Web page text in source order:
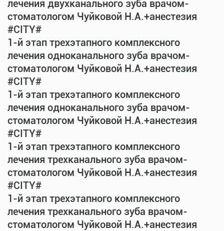
лечения двухканального зуба врачом-
стоматологом Чуйковой Н.А.+анестезия
#CITY#
1-й этап трехэтапного комплексного
лечения одноканального зуба врачом-
стоматологом Чуйковой Н.А.+анестезия
#CITY#
1-й этап трехэтапного комплексного
лечения одноканального зуба врачом-
стоматологом Чуйковой Н.А.+анестезия
#CITY#
1-й этап трехэтапного комплексного
лечения трехканального зуба врачом-
стоматологом Чуйковой Н.А.+анестезия
#CITY#
1-й этап трехэтапного комплексного
лечения трехканального зуба врачом-
стоматологом Чуйковой Н.А.+анестезия